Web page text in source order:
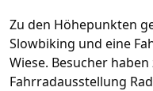
Zu den Höhepunkten
Slowbiking und eine
Wiese. Besucher
Fahrradausstellung